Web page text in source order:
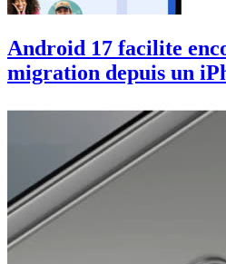
Android 17 facilite
migration depuis un